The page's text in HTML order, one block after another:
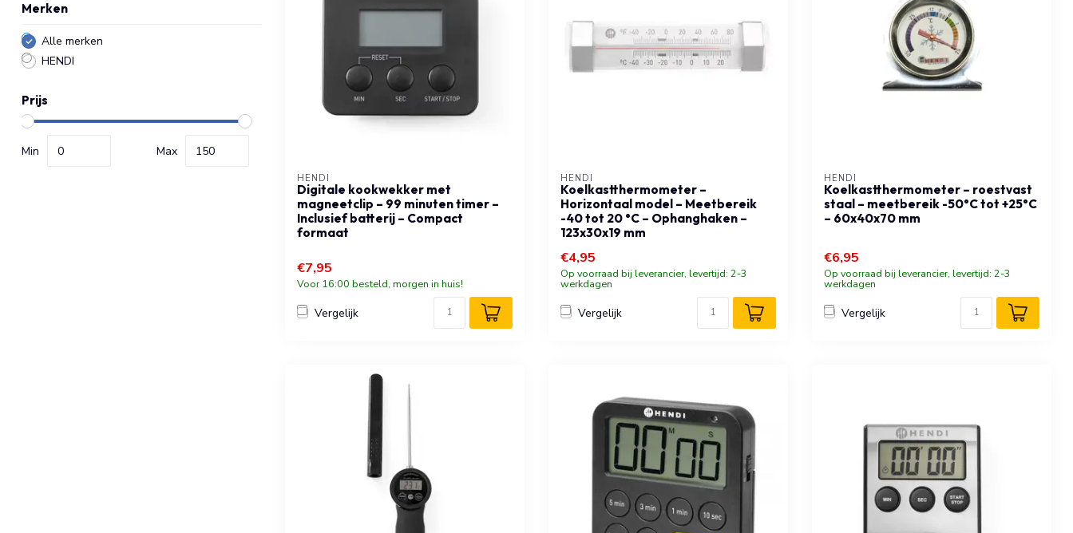
Merken
Alle merken
HENDI
Prijs
Min Max
HENDI
Digitale kookwekker met
magneetclip – 99 minuten timer –
Inclusief batterij – Compact
formaat
€7,95
Voor 16:00 besteld, morgen in huis!
Vergelijk
HENDI
Koelkastthermometer –
Horizontaal model – Meetbereik
-40 tot 20 °C – Ophanghaken –
123x30x19 mm
€4,95
Op voorraad bij leverancier, levertijd: 2-3
werkdagen
Vergelijk
HENDI
Koelkastthermometer – roestvast
staal – meetbereik -50°C tot +25°C
– 60x40x70 mm
€6,95
Op voorraad bij leverancier, levertijd: 2-3
werkdagen
Vergelijk